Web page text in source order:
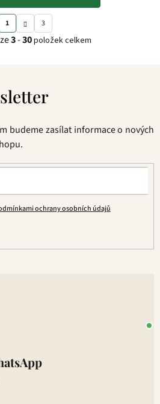
O
v
l
a
c
p
k
v
ý
s
S
t
r
o
á
1 3
3-30položek celkem
budeme zasílat informace o nových
ochrany osobních údajů